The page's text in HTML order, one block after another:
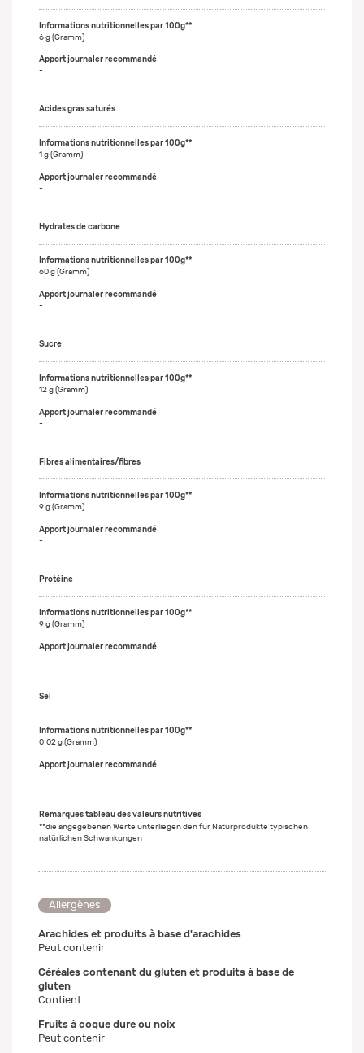
6 g (Gramm)
-
Acides gras saturés
1 g (Gramm)
-
Hydrates de carbone
60 g (Gramm)
-
Sucre
12 g (Gramm)
-
Fibres alimentaires/fibres
9 g (Gramm)
-
Protéine
9 g (Gramm)
-
Sel
0,02 g (Gramm)
-
Remarques tableau des valeurs nutritives
**die angegebenen Werte unterliegen den für Naturprodukte typischen
natürlichen Schwankungen
Allergènes
Arachides et produits à base d'arachides
Peut contenir
Céréales contenant du gluten et produits à base de
gluten
Contient
Fruits à coque dure ou noix
Peut contenir